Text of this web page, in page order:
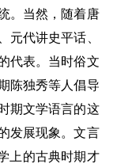
。当然，随着唐
元代讲史平话、
代表。当时俗文
陈独秀等人倡导
期文学语言的这
发展现象。文言
上的古典时期才